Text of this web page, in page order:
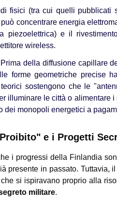
fisici (tra cui quelli pubblicati
concentrare energia
piezoelettrica) e il
wireless.
Prima della diffusione capillare
forme geometriche precise
sostengono che le
illuminare le città o alimentare
dei monopoli energetici a
e i Progetti
i progressi della Finlandia
presente in passato. Tuttavia,
si ispiravano proprio alla
militare.